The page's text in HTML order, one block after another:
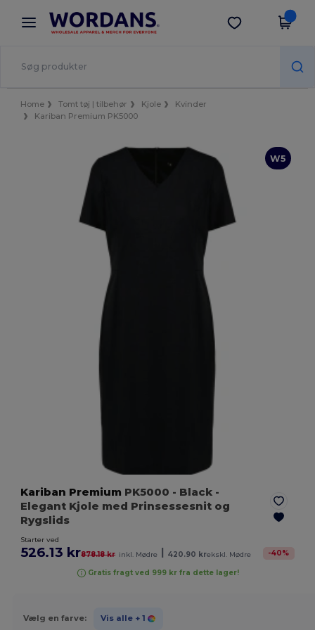
× Wordans-app
Bedre priser i appen!
Hent app
Home Tomt tøj | tilbehør Kjole
Kvinder
Kariban Premium PK5000
W5
Kariban Premium PK5000 - Black -
Elegant Kjole med Prinsessesnit og
Rygslids
Starter ved
526.13 kr878.18 kr inkl. Mødre | 420.90 krekskl. Mødre -40%
Gratis fragt ved 999 kr fra dette lager!
Vælg en farve: Vis alle + 1